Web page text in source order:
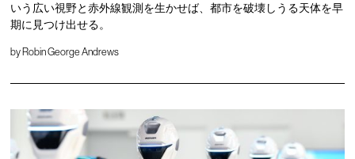
いう広い視野と赤外線観測を生かせば、都市を破壊しうる天体を早
期に見つけ出せる。
by Robin George Andrews